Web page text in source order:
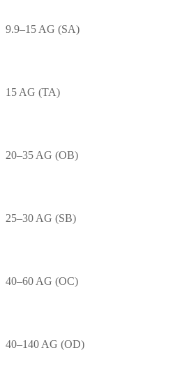
9.9–15 AG (SA)
15 AG (TA)
20–35 AG (OB)
25–30 AG (SB)
40–60 AG (OC)
40–140 AG (OD)